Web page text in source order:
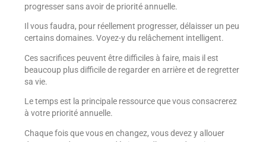
progresser sans avoir de priorité annuelle.
Il vous faudra, pour réellement progresser, délaisser un peu
certains domaines. Voyez-y du relâchement intelligent.
Ces sacrifices peuvent être difficiles à faire, mais il est
beaucoup plus difficile de regarder en arrière et de regretter
sa vie.
Le temps est la principale ressource que vous consacrerez
à votre priorité annuelle.
Chaque fois que vous en changez, vous devez y allouer